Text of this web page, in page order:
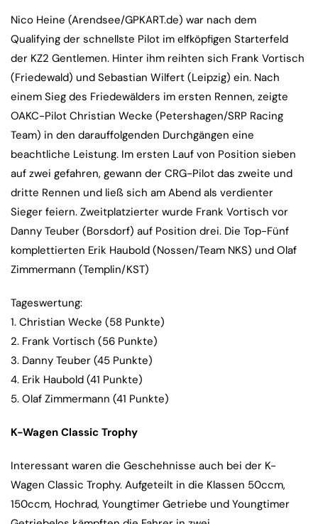
Nico Heine (Arendsee/GPKART.de) war nach dem
Qualifying der schnellste Pilot im elfköpfigen Starterfeld
der KZ2 Gentlemen. Hinter ihm reihten sich Frank Vortisch
(Friedewald) und Sebastian Wilfert (Leipzig) ein. Nach
einem Sieg des Friedewälders im ersten Rennen, zeigte
OAKC-Pilot Christian Wecke (Petershagen/SRP Racing
Team) in den darauffolgenden Durchgängen eine
beachtliche Leistung. Im ersten Lauf von Position sieben
auf zwei gefahren, gewann der CRG-Pilot das zweite und
dritte Rennen und ließ sich am Abend als verdienter
Sieger feiern. Zweitplatzierter wurde Frank Vortisch vor
Danny Teuber (Borsdorf) auf Position drei. Die Top-Fünf
komplettierten Erik Haubold (Nossen/Team NKS) und Olaf
Zimmermann (Templin/KST)
Tageswertung:
1. Christian Wecke (58 Punkte)
2. Frank Vortisch (56 Punkte)
3. Danny Teuber (45 Punkte)
4. Erik Haubold (41 Punkte)
5. Olaf Zimmermann (41 Punkte)
K-Wagen Classic Trophy
Interessant waren die Geschehnisse auch bei der K-
Wagen Classic Trophy. Aufgeteilt in die Klassen 50ccm,
150ccm, Hochrad, Youngtimer Getriebe und Youngtimer